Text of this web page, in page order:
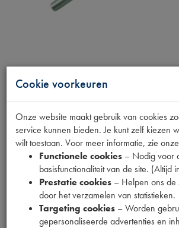
BOUT
BEVESTIGING
Productnummer
6300019
7,55 (€6,24excl. btw)
Cookie voorkeuren
Onze website maakt gebruik van cookies
service kunnen bieden. Je kunt zelf kiezen
wilt toestaan. Voor meer informatie, zie
Functionele cookies – Nodig voor
basisfunctionaliteit van de site. (Altijd
Prestatie cookies – Helpen ons de
door het verzamelen van statistieken.
Targeting cookies – Worden
gepersonaliseerde advertenties en